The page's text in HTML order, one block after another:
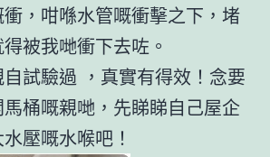
，咁喺水管嘅衝擊之下，堵
被我哋衝下去咗。
試驗過 ，真實有得效！念要
桶嘅親哋，先睇睇自己屋企
壓嘅水喉吧！